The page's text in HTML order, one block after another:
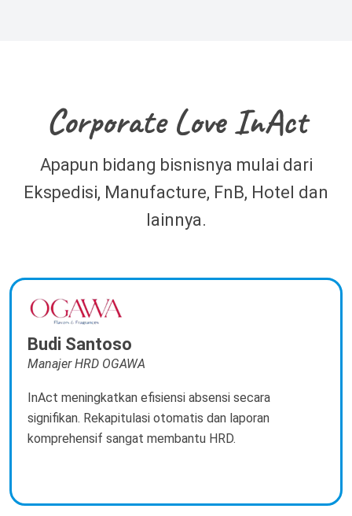
Corporate Love InAct
Apapun bidang bisnisnya mulai dari
Ekspedisi, Manufacture, FnB, Hotel dan
lainnya.
Budi Santoso
Manajer HRD OGAWA
InAct meningkatkan efisiensi absensi secara
signifikan. Rekapitulasi otomatis dan laporan
komprehensif sangat membantu HRD.